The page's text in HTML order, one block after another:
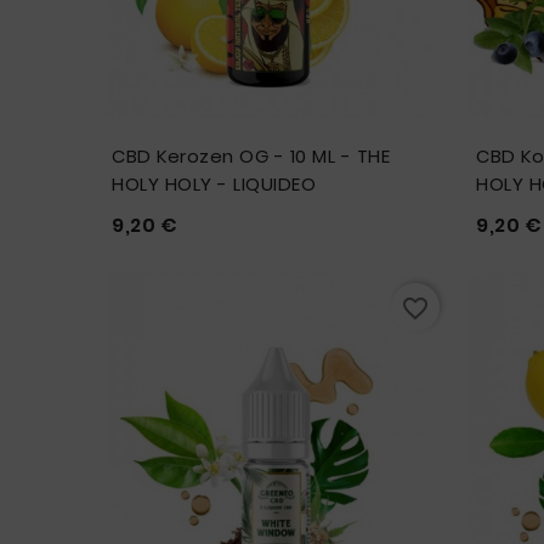
Merci beaucoup. Grâce à vous je
peux commander mes articles en
restant chez moi.
CBD Kerozen OG - 10 ML - THE
HOLY HOLY - LIQUIDEO
 
9,20 €
CBD
HOLY
 
9,20 €
favorite_border